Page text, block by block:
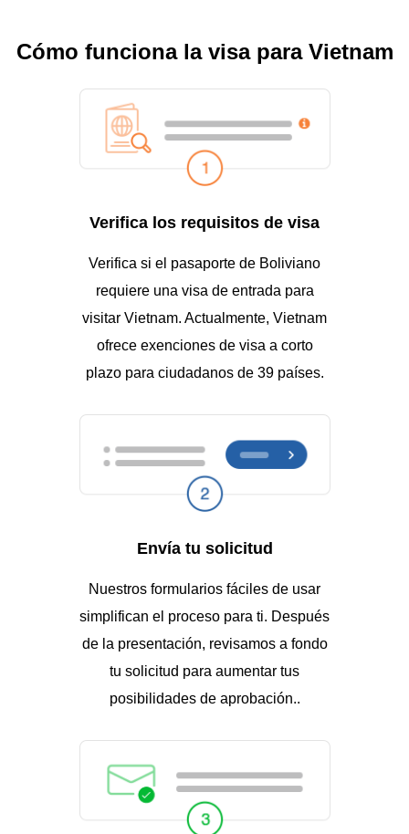
Cómo funciona la visa para Vietnam
Verifica los requisitos de visa
Verifica si el pasaporte de Boliviano
requiere una visa de entrada para
visitar Vietnam. Actualmente, Vietnam
ofrece exenciones de visa a corto
plazo para ciudadanos de 39 países.
Envía tu solicitud
Nuestros formularios fáciles de usar
simplifican el proceso para ti. Después
de la presentación, revisamos a fondo
tu solicitud para aumentar tus
posibilidades de aprobación..